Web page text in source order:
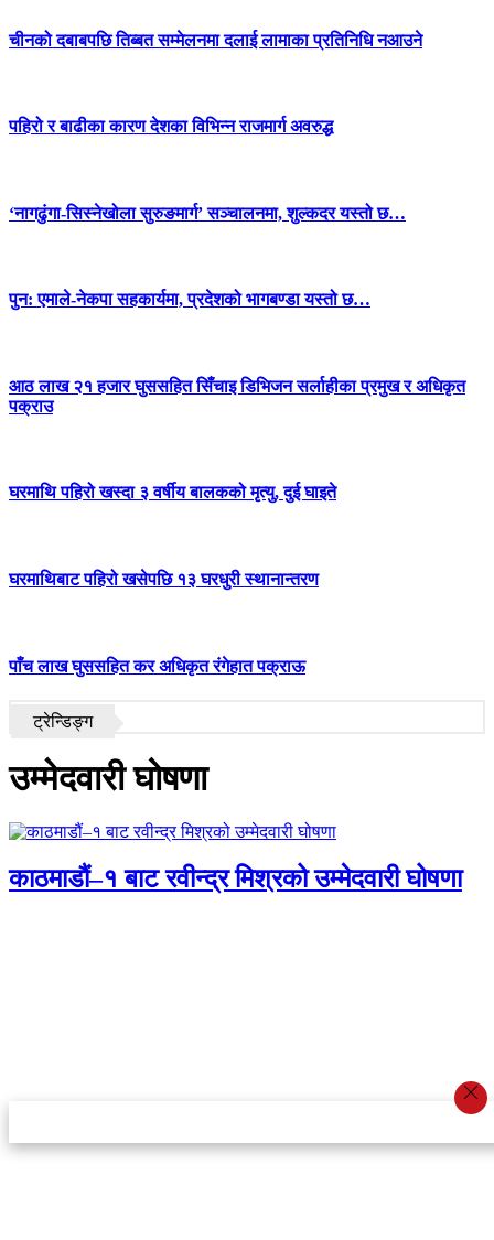
चीनको दबाबपछि तिब्बत सम्मेलनमा दलाई लामाका प्रतिनिधि नआउने
पहिरो र बाढीका कारण देशका विभिन्न राजमार्ग अवरुद्ध
‘नागढुंगा-सिस्नेखोला सुरुङमार्ग’ सञ्चालनमा, शुल्कदर यस्तो छ…
पुन: एमाले-नेकपा सहकार्यमा, प्रदेशको भागबण्डा यस्तो छ…
आठ लाख २१ हजार घुससहित सिँचाइ डिभिजन सर्लाहीका प्रमुख र अधिकृत
पक्राउ
घरमाथि पहिरो खस्दा ३ वर्षीय बालकको मृत्यु, दुई घाइते
घरमाथिबाट पहिरो खसेपछि १३ घरधुरी स्थानान्तरण
पाँच लाख घुससहित कर अधिकृत रंगेहात पक्राऊ
ट्रेन्डिङ्ग
उम्मेदवारी घोषणा
काठमाडौं–१ बाट रवीन्द्र मिश्रको उम्मेदवारी घोषणा